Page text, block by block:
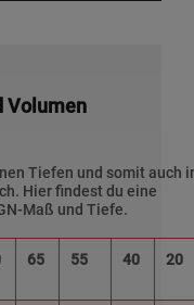
Volumen
Tiefen und somit auch
Hier findest du eine
Maß und Tiefe.
65 55 40 20